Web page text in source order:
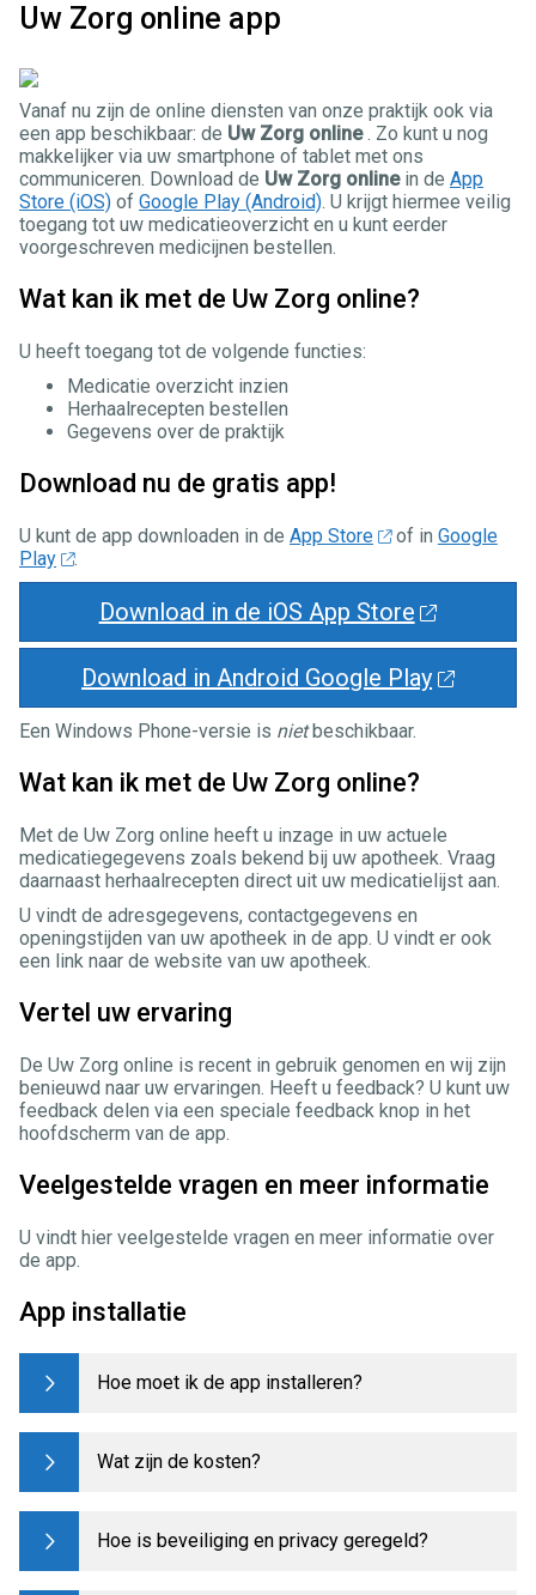
Uw Zorg online app
Vanaf nu zijn de online diensten van onze praktijk ook via
een app beschikbaar: de Uw Zorg online. Zo kunt u nog
makkelijker via uw smartphone of tablet met ons
communiceren. Download de Uw Zorg onlinein de App
Store (iOS) of Google Play (Android). U krijgt hiermee veilig
toegang tot uw medicatieoverzicht en u kunt eerder
voorgeschreven medicijnen bestellen.
Wat kan ik met de Uw Zorg online?
U heeft toegang tot de volgende functies:
Medicatie overzicht inzien
Herhaalrecepten bestellen
Gegevens over de praktijk
Download nu de gratis app!
U kunt de app downloaden in de App Store of in Google
Play
.
Download in de iOS App Store
Download in Android Google Play
Een Windows Phone-versie is nietbeschikbaar.
Wat kan ik met de Uw Zorg online?
Met de Uw Zorg online heeft u inzage in uw actuele
medicatiegegevens zoals bekend bij uw apotheek. Vraag
daarnaast herhaalrecepten direct uit uw medicatielijst aan.
U vindt de adresgegevens, contactgegevens en
openingstijden van uw apotheek in de app. U vindt er ook
een link naar de website van uw apotheek.
Vertel uw ervaring
De Uw Zorg online is recent in gebruik genomen en wij zijn
benieuwd naar uw ervaringen. Heeft u feedback? U kunt uw
feedback delen via een speciale feedback knop in het
hoofdscherm van de app.
Veelgestelde vragen en meer informatie
U vindt hier veelgestelde vragen en meer informatie over
de app.
App installatie
Hoe moet ik de app installeren?
Wat zijn de kosten?
Hoe is beveiliging en privacy geregeld?